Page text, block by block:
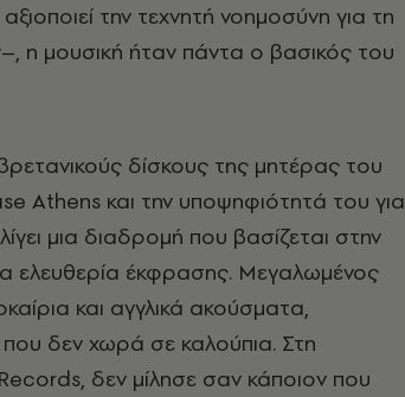
την τεχνητή νοημοσύνη για τη
η μουσική ήταν πάντα ο βασικός του
δίσκους της μητέρας του
Athens και την υποψηφιότητά του για
μια διαδρομή που βασίζεται στην
ελευθερία έκφρασης. Μεγαλωμένος
και αγγλικά ακούσματα,
δεν χωρά σε καλούπια. Στη
δεν μίλησε σαν κάποιον που